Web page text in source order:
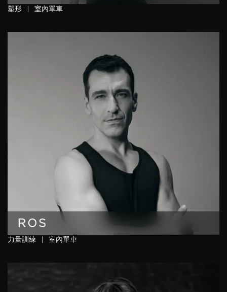
塑形 室內單車
ROS
力量訓練 室內單車